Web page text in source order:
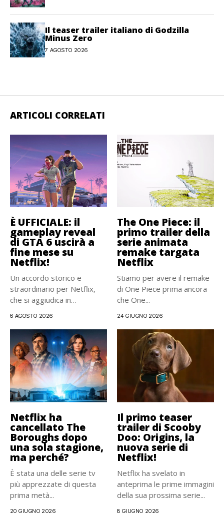
Il teaser trailer italiano di Godzilla
Minus Zero
7 AGOSTO 2026
ARTICOLI CORRELATI
È UFFICIALE: il
gameplay reveal
di GTA 6 uscirà a
fine mese su
Netflix!
Un accordo storico e
straordinario per Netflix,
che si aggiudica in
6 AGOSTO 2026
The One Piece: il
primo trailer della
serie animata
remake targata
Netflix
Stiamo per avere il remake
di One Piece prima ancora
che One...
24 GIUGNO 2026
Netflix ha
cancellato The
Boroughs dopo
una sola stagione,
ma perché?
È stata una delle serie tv
più apprezzate di questa
prima metà...
20 GIUGNO 2026
Il primo teaser
trailer di Scooby
Doo: Origins, la
nuova serie di
Netflix!
Netflix ha svelato in
anteprima le prime immagini
della sua prossima serie...
8 GIUGNO 2026